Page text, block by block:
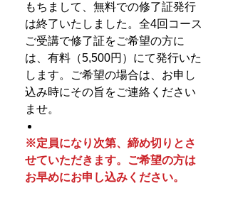
もちまして、無料での修了証発行
は終了いたしました。全4回コース
ご受講で修了証をご希望の方に
は、有料（5,500円）にて発行いた
します。ご希望の場合は、お申し
込み時にその旨をご連絡ください
ませ。
※定員になり次第、締め切りとさ
せていただきます。ご希望の方は
お早めにお申し込みください。